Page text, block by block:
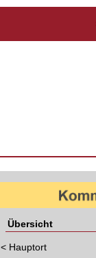
Übersicht
< Hauptort